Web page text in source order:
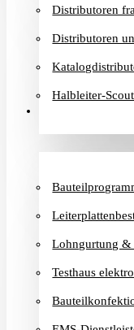
Distributoren
Distributoren
Halbleiter-
Lohngurtung &
Testhaus